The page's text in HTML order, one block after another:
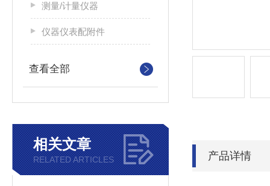
测量/计量仪器
仪器仪表配附件
查看全部
相关文章
RELATED ARTICLES 产品详情